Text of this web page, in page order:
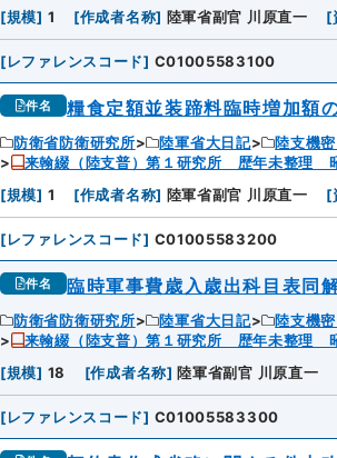
[規模] 1 [作成者名称] 陸軍省副官 川原直一 [
[レファレンスコード] C01005583100
件名 糧食定額並装蹄料臨時増加額
防衛省防衛研究所 陸軍省大日記 陸支機
来翰綴（陸支普）第１研究所 歴年未整理
[規模] 1 [作成者名称] 陸軍省副官 川原直一 [
[レファレンスコード] C01005583200
件名 臨時軍事費歳入歳出科目表同
防衛省防衛研究所 陸軍省大日記 陸支機
来翰綴（陸支普）第１研究所 歴年未整理
[規模] 18 [作成者名称] 陸軍省副官 川原直一
[レファレンスコード] C01005583300